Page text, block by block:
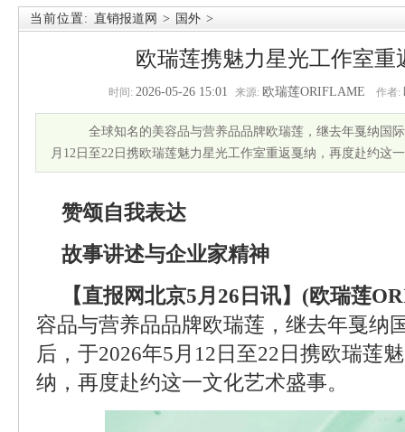
当前位置: 直销报道网 > 国外 >
欧瑞莲携魅力星光工作室重
时间: 2026-05-26 15:01 来源: 欧瑞莲ORIFLAME 作者:
全球知名的美容品与营养品品牌欧瑞莲，继去年戛纳国
月12日至22日携欧瑞莲魅力星光工作室重返戛纳，再度赴约这
赞颂自我表达
故事讲述与企业家精神
【直报网北京5月26日讯】(欧瑞莲
容品与营养品品牌欧瑞莲，继去年戛纳
后，于2026年5月12日至22日携欧瑞莲
纳，再度赴约这一文化艺术盛事。